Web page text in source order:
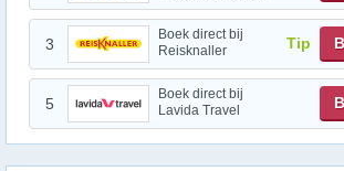
3
Boek direct bij
Reisknaller
Tip
5
Boek direct bij
Lavida Travel